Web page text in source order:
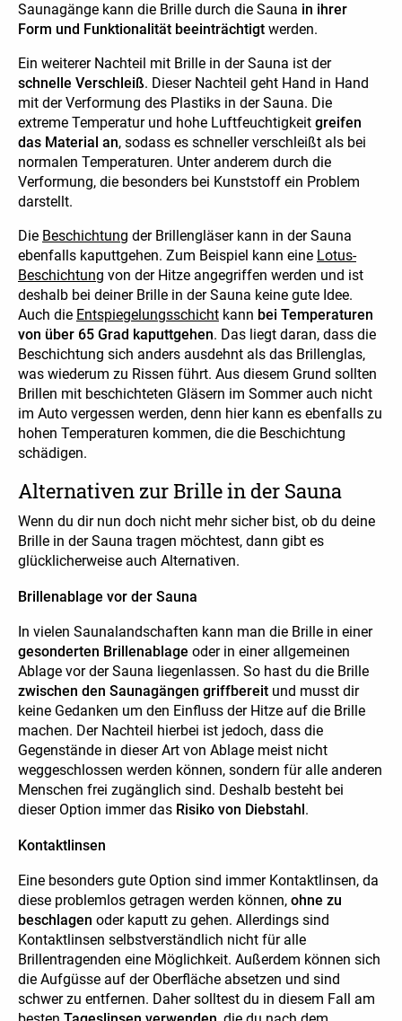
Saunagänge kann die Brille durch die Sauna in ihrer
Form und Funktionalität beeinträchtigt werden.
Ein weiterer Nachteil mit Brille in der Sauna ist der
schnelle Verschleiß. Dieser Nachteil geht Hand in Hand
mit der Verformung des Plastiks in der Sauna. Die
extreme Temperatur und hohe Luftfeuchtigkeit greifen
das Material an, sodass es schneller verschleißt als bei
normalen Temperaturen. Unter anderem durch die
Verformung, die besonders bei Kunststoff ein Problem
darstellt.
Die Beschichtung der Brillengläser kann in der Sauna
ebenfalls kaputtgehen. Zum Beispiel kann eine Lotus-
Beschichtung von der Hitze angegriffen werden und ist
deshalb bei deiner Brille in der Sauna keine gute Idee.
Auch die Entspiegelungsschicht kann bei Temperaturen
von über 65 Grad kaputtgehen. Das liegt daran, dass die
Beschichtung sich anders ausdehnt als das Brillenglas,
was wiederum zu Rissen führt. Aus diesem Grund sollten
Brillen mit beschichteten Gläsern im Sommer auch nicht
im Auto vergessen werden, denn hier kann es ebenfalls zu
hohen Temperaturen kommen, die die Beschichtung
schädigen.
Alternativen zur Brille in der Sauna
Wenn du dir nun doch nicht mehr sicher bist, ob du deine
Brille in der Sauna tragen möchtest, dann gibt es
glücklicherweise auch Alternativen.
Brillenablage vor der Sauna
In vielen Saunalandschaften kann man die Brille in einer
gesonderten Brillenablage oder in einer allgemeinen
Ablage vor der Sauna liegenlassen. So hast du die Brille
zwischen den Saunagängen griffbereit und musst dir
keine Gedanken um den Einfluss der Hitze auf die Brille
machen. Der Nachteil hierbei ist jedoch, dass die
Gegenstände in dieser Art von Ablage meist nicht
weggeschlossen werden können, sondern für alle anderen
Menschen frei zugänglich sind. Deshalb besteht bei
dieser Option immer das Risiko von Diebstahl.
Kontaktlinsen
Eine besonders gute Option sind immer Kontaktlinsen, da
diese problemlos getragen werden können, ohne zu
beschlagen oder kaputt zu gehen. Allerdings sind
Kontaktlinsen selbstverständlich nicht für alle
Brillentragenden eine Möglichkeit. Außerdem können sich
die Aufgüsse auf der Oberfläche absetzen und sind
schwer zu entfernen. Daher solltest du in diesem Fall am